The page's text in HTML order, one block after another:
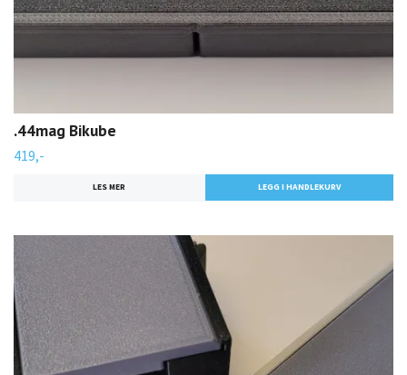
.44mag Bikube
419,-
LES MER